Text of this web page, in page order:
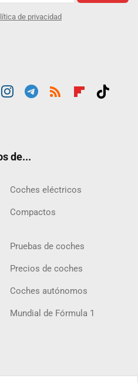
de privacidad
de...
Coches eléctricos
Compactos
Pruebas de coches
Precios de coches
Coches autónomos
Mundial de Fórmula 1